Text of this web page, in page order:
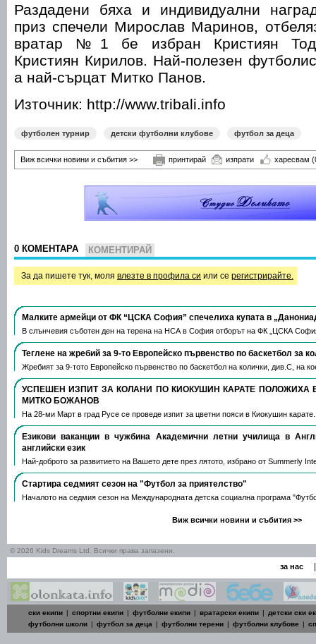
Раздадени бяха и индивидуални
приз спечели Мирослав Маринов,
вратар №1 бе избран Кристиян
Кристиян Кирилов. Най-полезен
а най-сърцат Митко Панов.
Източник: http://www.tribali.info
футболен турнир детски футболни клубове футбол за деца
Виж всички новини и събития >> принтирай изпрати харесвам
0 КОМЕНТАРА КОМЕНТИРАЙ
За да пишете тук, моля влезте в профила си или се регистрирайте.
Малките армейци от ФК “ЦСКА София” спечелиха купата в
В слънчевия съботен ден на терена на НСА в София отборът на ФК „ЦСКА
Теглене на жребий за 9-то Европейско първенство по баскетбол за
Жребият за 9-тото Европейско първенство по баскетбол на колички, див.С, на
УСПЕШЕН ИЗПИТ ЗА КОЛАНИ ПО КИОКУШИН КАРАТЕ ПОЛОЖИХА
МИТКО БОЖАНОВ
На 28-ми Март в град Русе се проведе изпит за цветни пояси в Киокушин
Езикови ваканции​ в чужбина Академични летни училища в
английски език
Най-доброто за развитието на Вашето дете през лятото, избрано от Summerly
Стартира седмият сезон на "Футбол за приятелство"
Началото на седмия сезон на Международната детска социална програма
Виж всички новини и събития >>
© 2026 Kids Dreams Ltd. Всички права запазени.
за нас |
ски екипи | спортни екипи | футболни екипи | вратарски екипи |
детски ски
футболни школи | футбол за деца | футболни терени | футболни клубове |